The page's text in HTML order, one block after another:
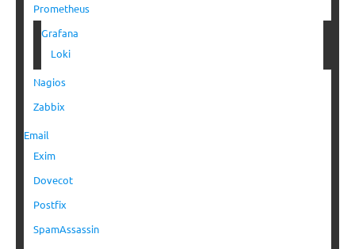
Prometheus
Grafana
Loki
Nagios
Zabbix
Email
Exim
Dovecot
Postfix
SpamAssassin